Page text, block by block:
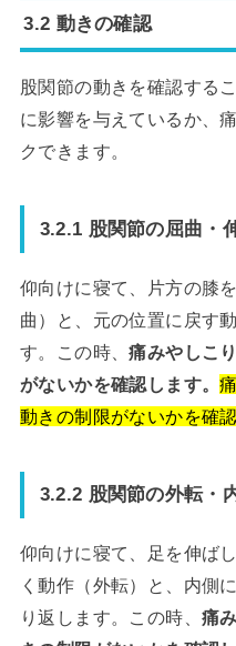
3.2 動きの確認
股関節の動きを確認する
に影響を与えているか、
クできます。
3.2.1 股関節の屈曲・
仰向けに寝て、片方の膝
曲）と、元の位置に戻す
す。この時、痛みやしこ
がないかを確認します。
動きの制限がないかを確認
3.2.2 股関節の外転・
仰向けに寝て、足を伸ば
く動作（外転）と、内側
り返します。この時、痛